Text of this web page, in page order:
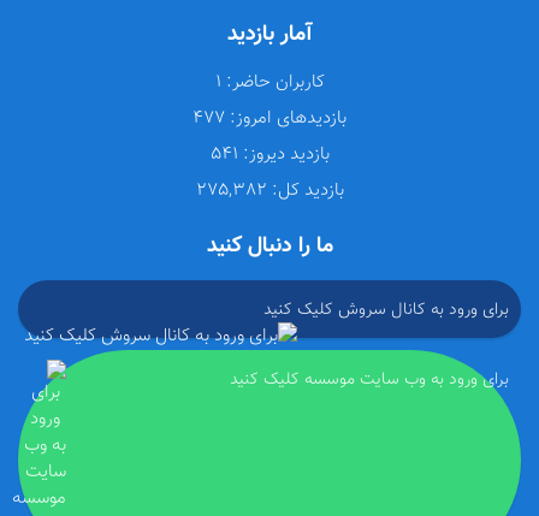
آمار بازدید
کاربران حاضر:
بازدیدهای امروز:
بازدید دیروز:
بازدید کل:
ما را دنبال کنید
برای ورود به کانال سروش کلیک کنید
برای ورود به وب سایت موسسه کلیک کنید